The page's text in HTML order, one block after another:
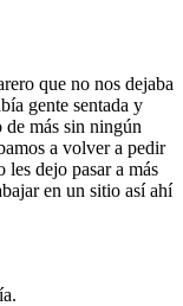
que no nos dejaba
gente sentada y
de más sin ningún
a volver a pedir
les dejo pasar a más
en un sitio así ahí